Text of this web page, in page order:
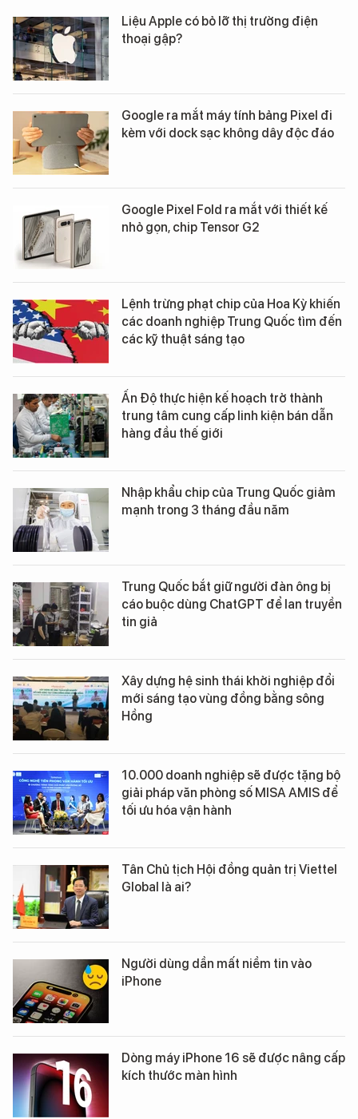
Liệu Apple có bỏ lỡ thị trường điện
thoại gập?
Google ra mắt máy tính bảng Pixel đi
kèm với dock sạc không dây độc đáo
Google Pixel Fold ra mắt với thiết kế
nhỏ gọn, chip Tensor G2
Lệnh trừng phạt chip của Hoa Kỳ khiến
các doanh nghiệp Trung Quốc tìm đến
các kỹ thuật sáng tạo
Ấn Độ thực hiện kế hoạch trở thành
trung tâm cung cấp linh kiện bán dẫn
hàng đầu thế giới
Nhập khẩu chip của Trung Quốc giảm
mạnh trong 3 tháng đầu năm
Trung Quốc bắt giữ người đàn ông bị
cáo buộc dùng ChatGPT để lan truyền
tin giả
Xây dựng hệ sinh thái khởi nghiệp đổi
mới sáng tạo vùng đồng bằng sông
Hồng
10.000 doanh nghiệp sẽ được tặng bộ
giải pháp văn phòng số MISA AMIS để
tối ưu hóa vận hành
Tân Chủ tịch Hội đồng quản trị Viettel
Global là ai?
Người dùng dần mất niềm tin vào
iPhone
Dòng máy iPhone 16 sẽ được nâng cấp
kích thước màn hình